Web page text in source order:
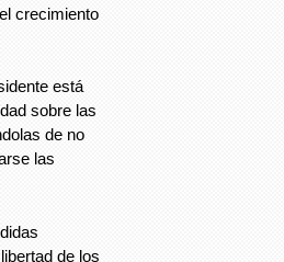
crecimiento
está
sobre las
de no
las
de los